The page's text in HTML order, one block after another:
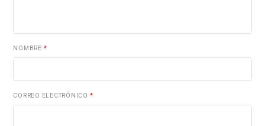
NOMBRE *
CORREO ELECTRÓNICO *